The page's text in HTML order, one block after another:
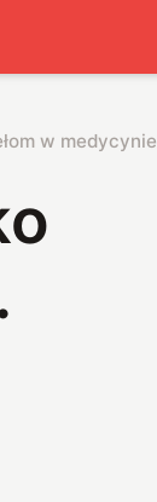
w medycynie